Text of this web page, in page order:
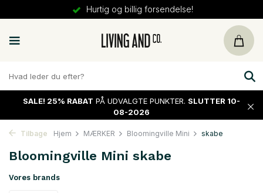
Hurtig og billig forsendelse!
SALE! 25% RABAT PÅ UDVALGTE PUNKTER. SLUTTER 10-
08-2026
Tilbage Hjem MÆRKER Bloomingville Mini skabe
Bloomingville Mini skabe
Vores brands